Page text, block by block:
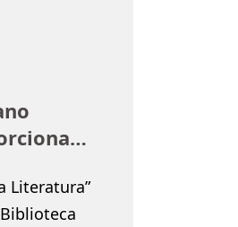
Literatura”